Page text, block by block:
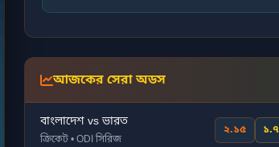
আজকের সেরা অডস
বাংলাদেশ vs ভারত
ক্রিকেট • ODI সিরিজ
২.১৫